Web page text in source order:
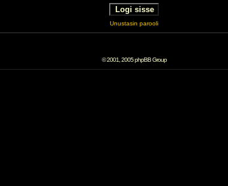
Unustasin parooli
© 2001, 2005 phpBB Group